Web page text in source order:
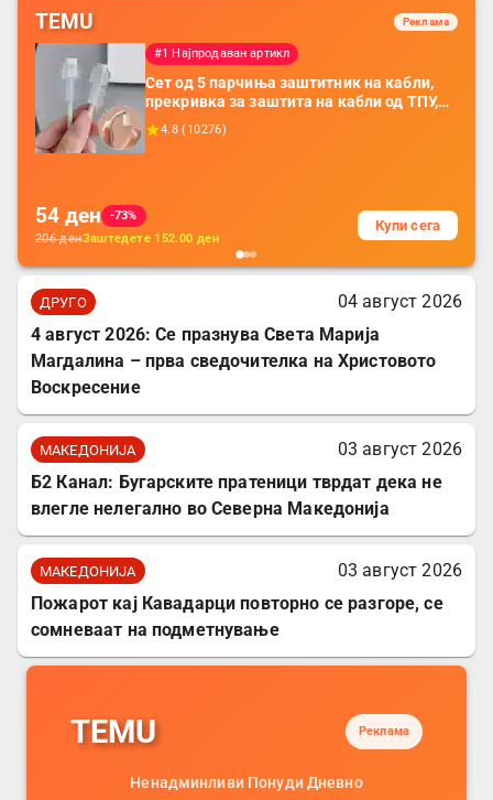
TEMU Реклама
#1 Најпродаван артикл
Сет од 5 парчиња заштитник на кабли,
прекривка за заштита на кабли од ТПУ,
додатоци за заштита на кабли, без
батерија, за мобилни телефони, комплет
4.8 ( 10276)
54 ден
-73%
206денЗаштедете 152.00 ден
Купи сега
ДРУГО
04 август 2026
4 август 2026: Се празнува Света Марија
Магдалина – прва сведочителка на Христовото
Воскресение
МАКЕДОНИЈА
03 август 2026
Б2 Канал: Бугарските пратеници тврдат дека не
влегле нелегално во Северна Македонија
МАКЕДОНИЈА
03 август 2026
Пожарот кај Кавадарци повторно се разгоре, се
сомневаат на подметнување
TEMU Реклама
Ненадминливи Понуди Дневно